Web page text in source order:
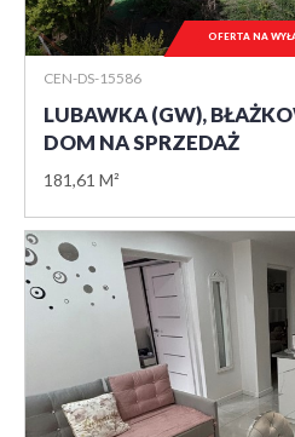
CEN-DS-15586
LUBAWKA (GW),
DOM NA SPRZEDAŻ
181,61 M²
OFERTA NA